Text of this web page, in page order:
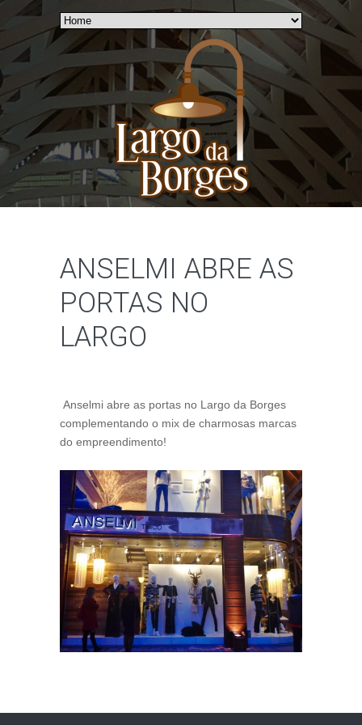
ANSELMI ABRE AS
PORTAS NO
LARGO
Anselmi abre as portas no Largo da Borges
complementando o mix de charmosas marcas
do empreendimento!